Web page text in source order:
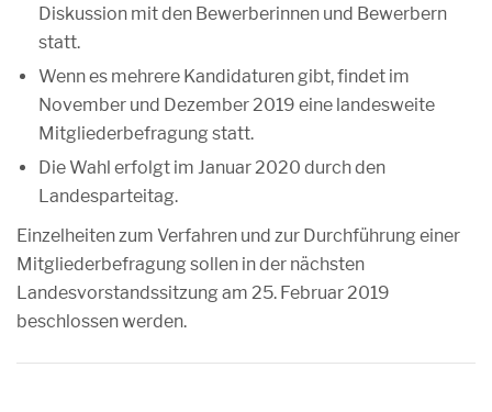
Diskussion mit den Bewerberinnen und Bewerbern
statt.
Wenn es mehrere Kandidaturen gibt, findet im
November und Dezember 2019 eine landesweite
Mitgliederbefragung statt.
Die Wahl erfolgt im Januar 2020 durch den
Landesparteitag.
Einzelheiten zum Verfahren und zur Durchführung einer
Mitgliederbefragung sollen in der nächsten
Landesvorstandssitzung am 25. Februar 2019
beschlossen werden.